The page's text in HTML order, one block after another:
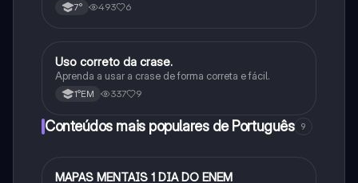
7° 493 6
Português
Uso correto da crase.
Aprenda a usar a crase de forma correta e fácil.
1°EM 337 9
Conteúdos mais populares de Português 9
Português
MAPAS MENTAIS 1 DIA DO ENEM